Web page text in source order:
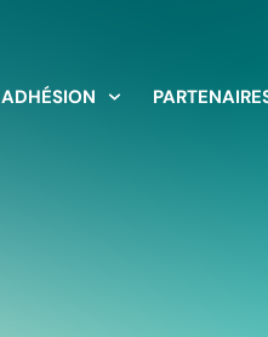
ADHÉSION